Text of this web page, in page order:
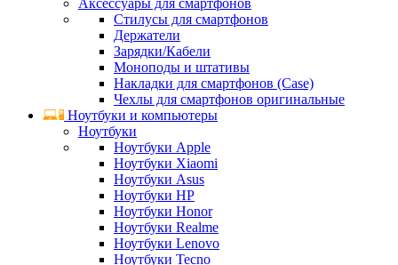
Аксессуары для смартфонов
Стилусы для смартфонов
Держатели
Зарядки/Кабели
Моноподы и штативы
Накладки для смартфонов (Case)
Чехлы для смартфонов оригинальные
Ноутбуки и компьютеры
Ноутбуки
Ноутбуки Apple
Ноутбуки Xiaomi
Ноутбуки Asus
Ноутбуки HP
Ноутбуки Honor
Ноутбуки Realme
Ноутбуки Lenovo
Ноутбуки Tecno